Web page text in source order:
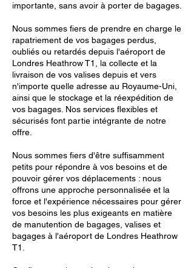
importante, sans avoir à porter de bagages.
Nous sommes fiers de prendre en charge le
rapatriement de vos bagages perdus,
oubliés ou retardés depuis l'aéroport de
Londres Heathrow T1, la collecte et la
livraison de vos valises depuis et vers
n'importe quelle adresse au Royaume-Uni,
ainsi que le stockage et la réexpédition de
vos bagages. Nos services flexibles et
sécurisés font partie intégrante de notre
offre.
Nous sommes fiers d'être suffisamment
petits pour répondre à vos besoins et de
pouvoir gérer vos déplacements : nous
offrons une approche personnalisée et la
force et l'expérience nécessaires pour gérer
vos besoins les plus exigeants en matière
de manutention de bagages, valises et
bagages à l'aéroport de Londres Heathrow
T1.